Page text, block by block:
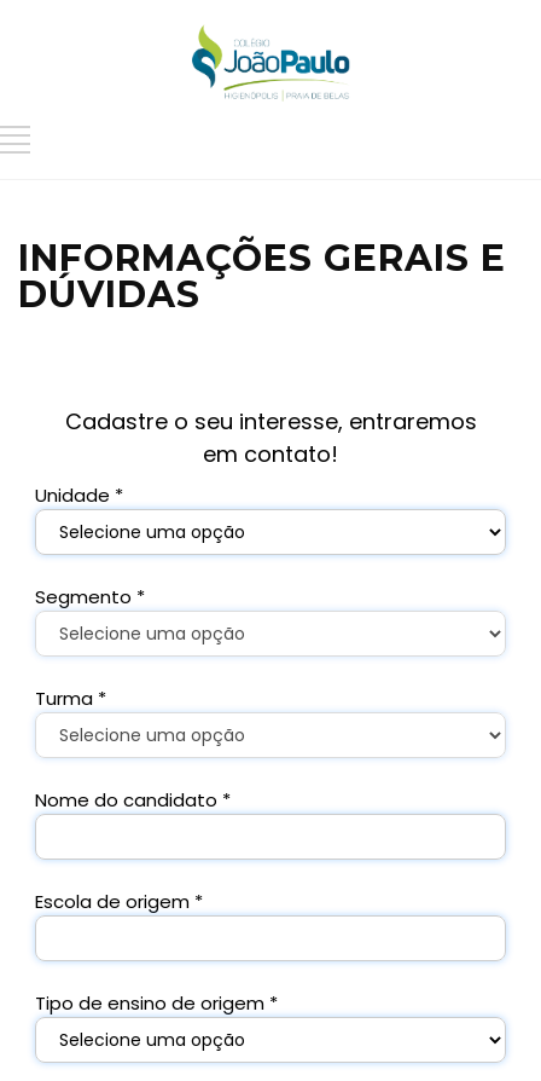
INFORMAÇÕES GERAIS E
DÚVIDAS